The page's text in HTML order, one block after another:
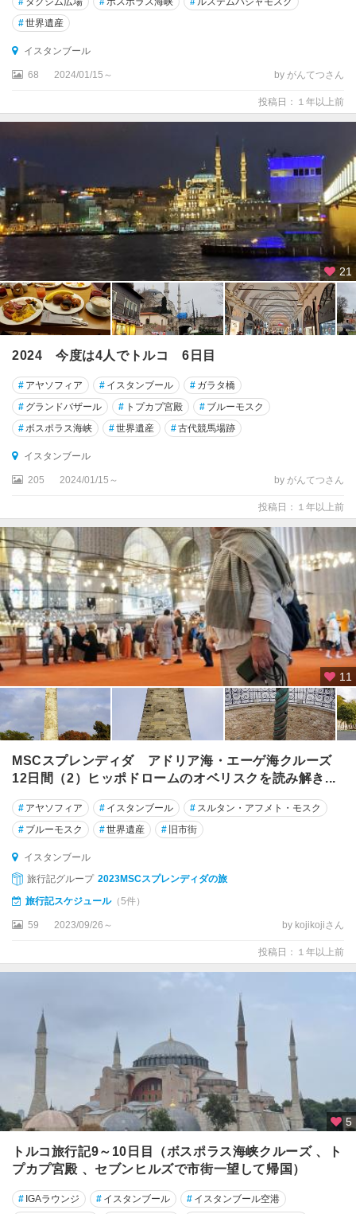
#世界遺産
イスタンブール
68 2024/01/15～ by がんてつさん
投稿日：１年以上前
21
2024 今度は4人でトルコ 6日目
# アヤソフィア # イスタンブール # ガラタ橋
# グランドバザール # トプカプ宮殿 # ブルーモスク
#ボスポラス海峡 #世界遺産 #古代競馬場跡
イスタンブール
205 2024/01/15～ by がんてつさん
投稿日：１年以上前
11
MSCスプレンディダ アドリア海・エーゲ海クルーズ
12日間（2）ヒッポドロームのオベリスクを読み解き...
# アヤソフィア # イスタンブール # スルタン・アフメト・モスク
# ブルーモスク #世界遺産 # 旧市街
イスタンブール
旅行記グループ 2023MSCスプレンディダの旅
旅行記スケジュール（5件）
59 2023/09/26～ by kojikojiさん
投稿日：１年以上前
5
トルコ旅行記9～10日目（ボスポラス海峡クルーズ 、ト
プカプ宮殿 、セブンヒルズで市街一望して帰国）
# IGAラウンジ # イスタンブール # イスタンブール空港